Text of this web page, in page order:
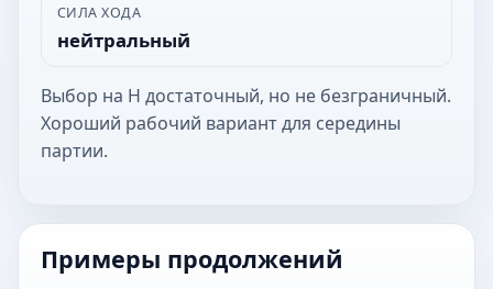
СИЛА ХОДА
нейтральный
Выбор на Н достаточный, но не безграничный.
Хороший рабочий вариант для середины
партии.
Примеры продолжений